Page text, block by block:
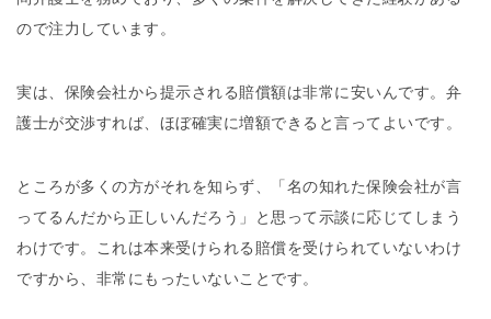
ので注力しています。
実は、保険会社から提示される賠償額は非常に安いんです。弁
護士が交渉すれば、ほぼ確実に増額できると言ってよいです。
ところが多くの方がそれを知らず、「名の知れた保険会社が言
ってるんだから正しいんだろう」と思って示談に応じてしまう
わけです。これは本来受けられる賠償を受けられていないわけ
ですから、非常にもったいないことです。